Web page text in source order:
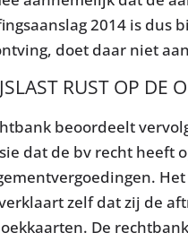
2014 is dus
doet daar niet
RUST OP DE
beoordeelt
dat de bv recht heeft
zelf dat zij de
De